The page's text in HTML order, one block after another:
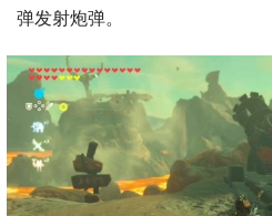
弹发射炮弹。